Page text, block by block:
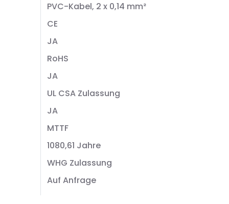
PVC-Kabel, 2 x 0,14 mm²
CE
JA
RoHS
JA
UL CSA Zulassung
JA
MTTF
1080,61 Jahre
WHG Zulassung
Auf Anfrage